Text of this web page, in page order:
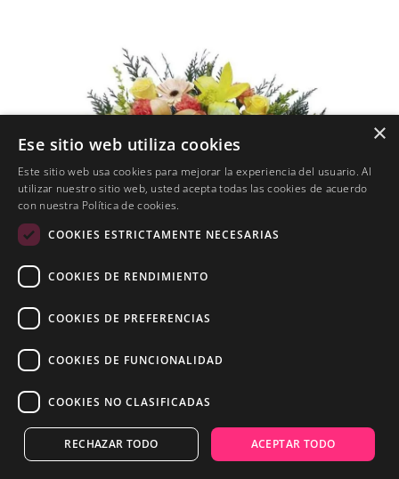
×
Ese sitio web utiliza cookies
Este sitio web usa cookies para mejorar la experiencia del usuario. Al
utilizar nuestro sitio web, usted acepta todas las cookies de acuerdo
con nuestra Política de cookies.
COOKIES ESTRICTAMENTE NECESARIAS
COOKIES DE RENDIMIENTO
COOKIES DE PREFERENCIAS
COOKIES DE FUNCIONALIDAD
COOKIES NO CLASIFICADAS
ACEPTAR TODO
RECHAZAR TODO